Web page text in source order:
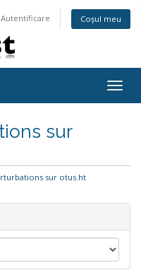
Autentificare Coșul meu
sur
sur otus.ht